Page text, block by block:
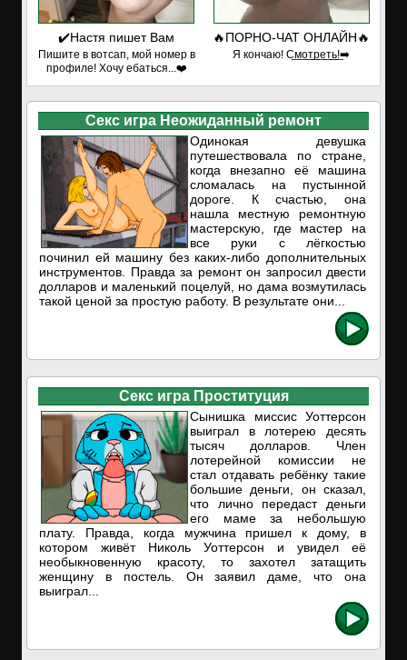
✔️Настя пишет Вам
Пишите в вотсап, мой номер в
профиле! Хочу ебаться...❤️
🔥ПОРНО-ЧАТ ОНЛАЙН🔥
Я кончаю! С͟м͟о͟т͟р͟е͟т͟ь͟!➡️
Секс игра Неожиданный ремонт
Одинокая девушка
путешествовала по стране,
когда внезапно её машина
сломалась на пустынной
дороге. К счастью, она
нашла местную ремонтную
мастерскую, где мастер на
все руки с лёгкостью
починил ей машину без каких-либо дополнительных
инструментов. Правда за ремонт он запросил двести
долларов и маленький поцелуй, но дама возмутилась
такой ценой за простую работу. В результате они...
Секс игра Проституция
Сынишка миссис Уоттерсон
выиграл в лотерею десять
тысяч долларов. Член
лотерейной комиссии не
стал отдавать ребёнку такие
большие деньги, он сказал,
что лично передаст деньги
его маме за небольшую
плату. Правда, когда мужчина пришел к дому, в
котором живёт Николь Уоттерсон и увидел её
необыкновенную красоту, то захотел затащить
женщину в постель. Он заявил даме, что она
выиграл...